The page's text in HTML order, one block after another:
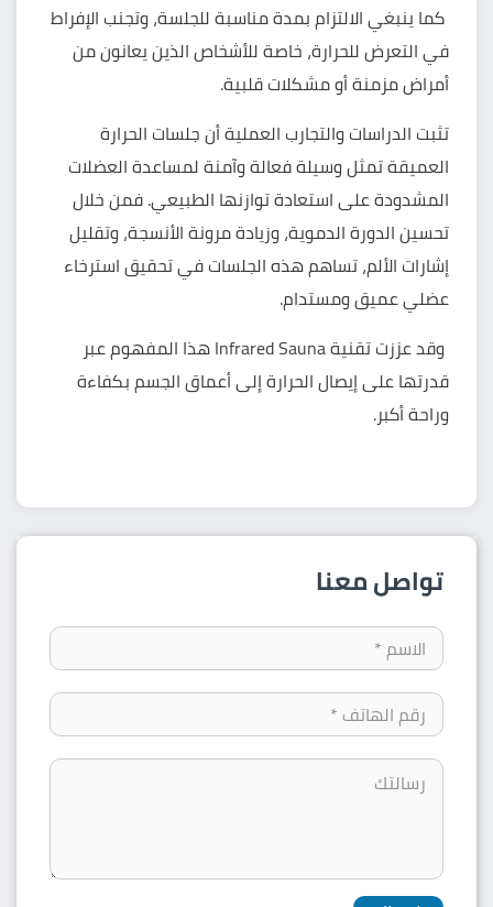
كما ينبغي الالتزام بمدة مناسبة للجلسة، وتجنب الإفراط
في التعرض للحرارة، خاصة للأشخاص الذين يعانون من
أمراض مزمنة أو مشكلات قلبية.
تثبت الدراسات والتجارب العملية أن جلسات الحرارة
العميقة تمثل وسيلة فعالة وآمنة لمساعدة العضلات
المشدودة على استعادة توازنها الطبيعي. فمن خلال
تحسين الدورة الدموية، وزيادة مرونة الأنسجة، وتقليل
إشارات الألم، تساهم هذه الجلسات في تحقيق استرخاء
عضلي عميق ومستدام.
وقد عززت تقنية Infrared Sauna هذا المفهوم عبر
قدرتها على إيصال الحرارة إلى أعماق الجسم بكفاءة
وراحة أكبر.
تواصل معنا